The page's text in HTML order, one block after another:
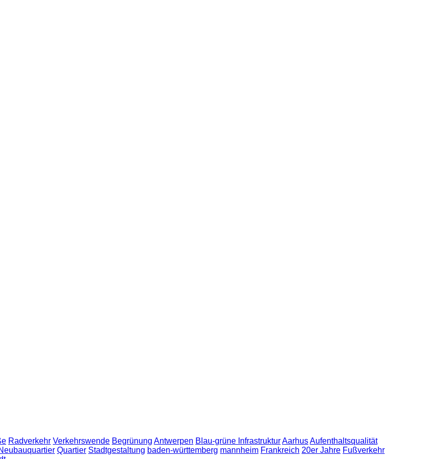
Radverkehr Verkehrswende Begrünung Antwerpen Blau-grüne InfrastrukturAarhusAufenthaltsqualität
Quartier Stadtgestaltung baden-württemberg mannheim Frankreich 20er Jahre Fußverkehr